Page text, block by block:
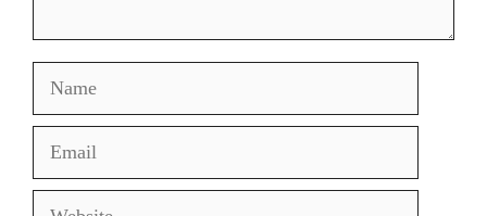
Name
Email
Website